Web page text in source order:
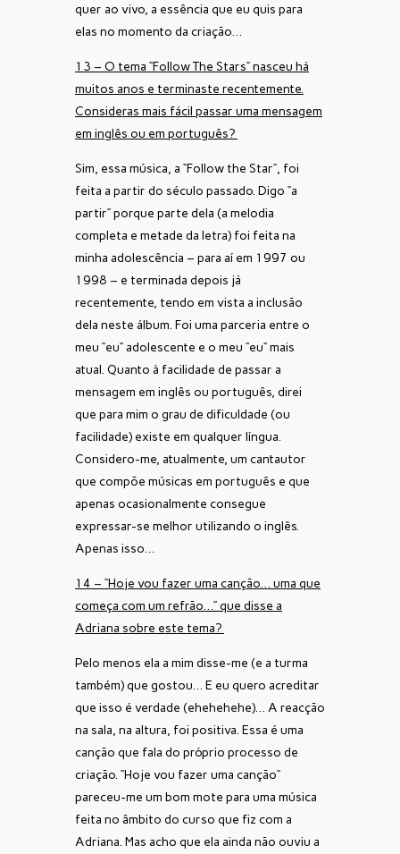
quer ao vivo, a essência que eu quis para
elas no momento da criação…
13 – O tema “Follow The Stars” nasceu há
muitos anos e terminaste recentemente.
Consideras mais fácil passar uma mensagem
em inglês ou em português?
Sim, essa música, a “Follow the Star”, foi
feita a partir do século passado. Digo “a
partir” porque parte dela (a melodia
completa e metade da letra) foi feita na
minha adolescência – para aí em 1997 ou
1998 – e terminada depois já
recentemente, tendo em vista a inclusão
dela neste álbum. Foi uma parceria entre o
meu “eu” adolescente e o meu “eu” mais
atual. Quanto à facilidade de passar a
mensagem em inglês ou português, direi
que para mim o grau de dificuldade (ou
facilidade) existe em qualquer língua.
Considero-me, atualmente, um cantautor
que compõe músicas em português e que
apenas ocasionalmente consegue
expressar-se melhor utilizando o inglês.
Apenas isso…
14 – “Hoje vou fazer uma canção… uma que
começa com um refrão…” que disse a
Adriana sobre este tema?
Pelo menos ela a mim disse-me (e a turma
também) que gostou… E eu quero acreditar
que isso é verdade (ehehehehe)… A reacção
na sala, na altura, foi positiva. Essa é uma
canção que fala do próprio processo de
criação. “Hoje vou fazer uma canção”
pareceu-me um bom mote para uma música
feita no âmbito do curso que fiz com a
Adriana. Mas acho que ela ainda não ouviu a